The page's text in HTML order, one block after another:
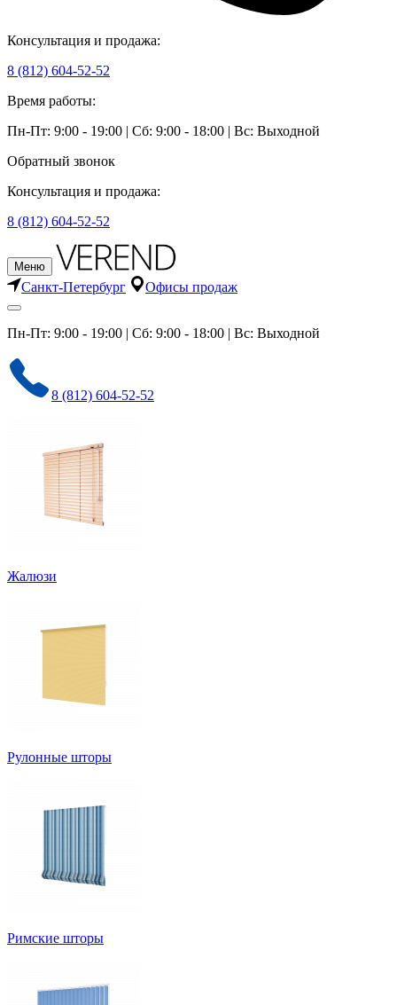
Консультация и продажа:
8 (812) 604-52-52
Время работы:
Пн-Пт: 9:00 - 19:00 | Сб: 9:00 - 18:00 | Вс: Выходной
Обратный звонок
Консультация и продажа:
8 (812) 604-52-52
Меню
Санкт-Петербург Офисы продаж
Пн-Пт: 9:00 - 19:00 | Сб: 9:00 - 18:00 | Вс: Выходной
8 (812) 604-52-52
Жалюзи
Рулонные шторы
Римские шторы